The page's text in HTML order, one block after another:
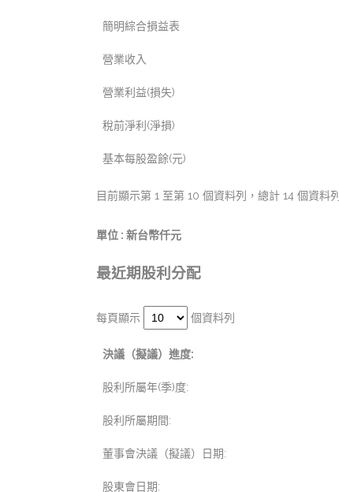
簡明綜合損益表
營業收入
營業利益(損失)
稅前淨利(淨損)
基本每股盈餘(元)
目前顯示第 1 至第 10 個資料列，總計 14 個資料列
單位 : 新台幣仟元
最近期股利分配
每頁顯示 個資料列
決議（擬議）進度:
股利所屬年(季)度:
股利所屬期間:
董事會決議（擬議）日期:
股東會日期: